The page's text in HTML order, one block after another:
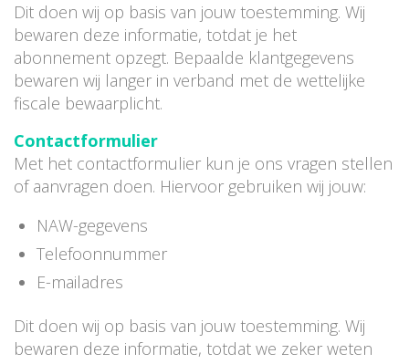
Dit doen wij op basis van jouw toestemming. Wij
bewaren deze informatie, totdat je het
abonnement opzegt. Bepaalde klantgegevens
bewaren wij langer in verband met de wettelijke
fiscale bewaarplicht.
Contactformulier
Met het contactformulier kun je ons vragen stellen
of aanvragen doen. Hiervoor gebruiken wij jouw:
NAW-gegevens
Telefoonnummer
E-mailadres
Dit doen wij op basis van jouw toestemming. Wij
bewaren deze informatie, totdat we zeker weten